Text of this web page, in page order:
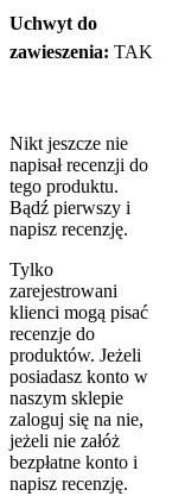
Uchwyt do
zawieszenia: TAK
Nikt jeszcze nie
napisał recenzji do
tego produktu.
Bądź pierwszy i
napisz recenzję.
Tylko
zarejestrowani
klienci mogą pisać
recenzje do
produktów. Jeżeli
posiadasz konto w
naszym sklepie
zaloguj się na nie,
jeżeli nie załóż
bezpłatne konto i
napisz recenzję.